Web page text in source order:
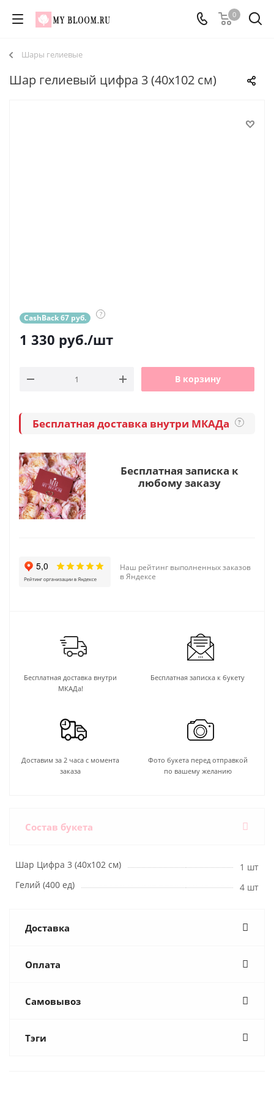
0
Шары гелиевые
Шар гелиевый цифра 3 (40х102 см)
CashBack 67 руб. ?
1 330 руб./шт
В корзину
Бесплатная доставка внутри МКАДа ?
Бесплатная записка к
любому заказу
Наш рейтинг выполненных заказов
в Яндексе
Бесплатная доставка внутри
МКАДа!
Бесплатная записка к букету
Доставим за 2 часа с момента
заказа
Фото букета перед отправкой
по вашему желанию
Состав букета
Шар Цифра 3 (40х102 см)
1 шт
Гелий (400 ед)
4 шт
Доставка
Оплата
Самовывоз
Тэги